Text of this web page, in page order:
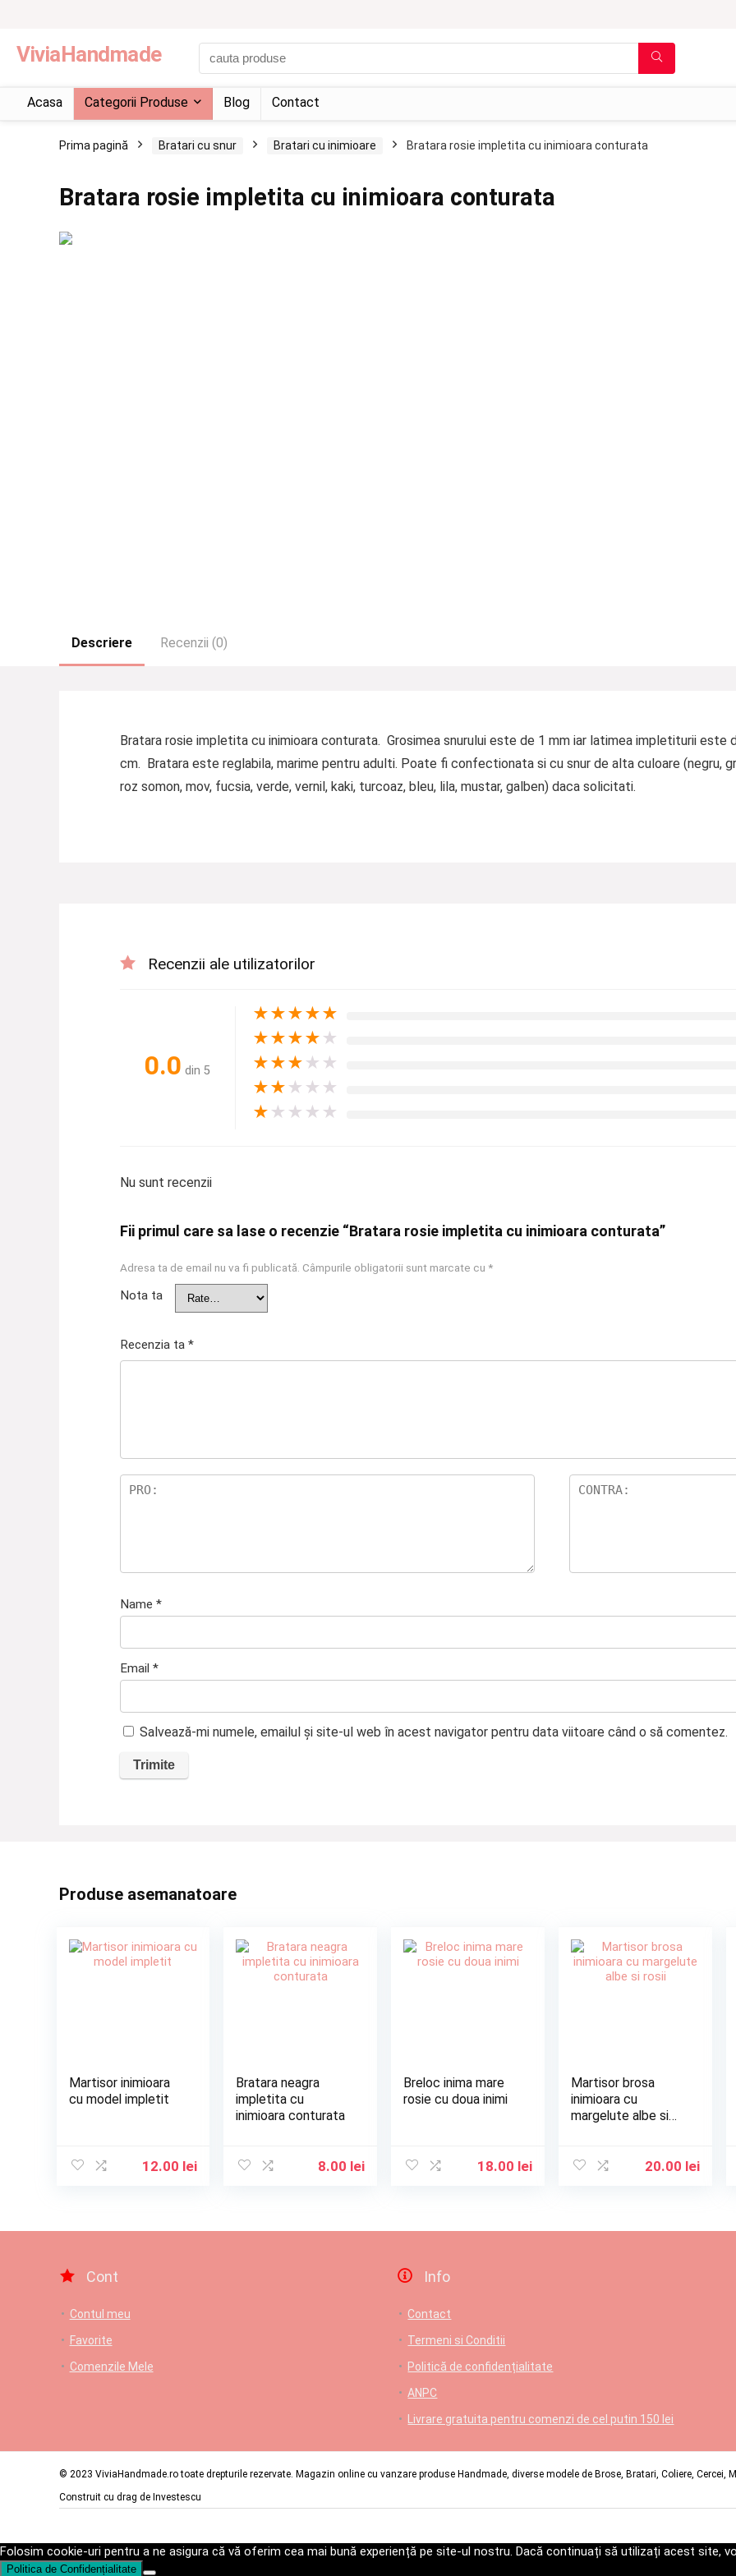
ViviaHandmade
Acasa Categorii Produse Blog Contact
Prima pagină Bratari cu snur Bratari cu inimioare Bratara rosie impletita cu inimioara conturata
Bratara rosie impletita cu inimioara conturata
Descriere Recenzii (0)
Bratara rosie impletita cu inimioara conturata. Grosimea snurului este de 1 mm iar latimea impletiturii este
cm. Bratara este reglabila, marime pentru adulti. Poate fi confectionata si cu snur de alta culoare (negru,
roz somon, mov, fucsia, verde, vernil, kaki, turcoaz, bleu, lila, mustar, galben) daca solicitati.
Recenzii ale utilizatorilor
0.0 din 5
★★★★★
★★★★ ★
★★★ ★ ★
★★ ★ ★ ★
★ ★ ★ ★ ★
Nu sunt recenzii
Fii primul care sa lase o recenzie “Bratara rosie impletita cu inimioara conturata”
Adresa ta de email nu va fi publicată. Câmpurile obligatorii sunt marcate cu *
Nota ta
Recenzia ta *
Name *
Email *
Salvează-mi numele, emailul și site-ul web în acest navigator pentru data viitoare când o să comentez.
Produse asemanatoare
Martisor inimioara
cu model impletit
12.00 lei
Bratara neagra
impletita cu
inimioara conturata
8.00 lei
Breloc inima mare
rosie cu doua inimi
18.00 lei
Martisor brosa
inimioara cu
margelute albe si
20.00 lei
Cont
Contul meu
Favorite
Comenzile Mele
Info
Contact
Termeni si Conditii
Politică de confidențialitate
ANPC
Livrare gratuita pentru comenzi de cel putin 150 lei
© 2023 ViviaHandmade.ro toate drepturile rezervate. Magazin online cu vanzare produse Handmade, diverse modele de Brose, Bratari, Coliere, Cercei,
Construit cu drag de Investescu
Folosim cookie-uri pentru a ne asigura că vă oferim cea mai bună experiență pe site-ul nostru. Dacă continuați să utilizați acest site,
Politica de Confidențialitate